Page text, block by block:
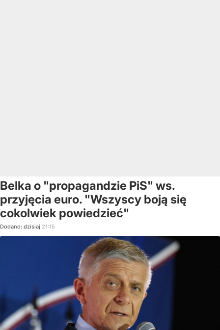
Belka o "propagandzie PiS" ws.
przyjęcia euro. "Wszyscy boją się
cokolwiek powiedzieć"
Dodano: dzisiaj 21:15